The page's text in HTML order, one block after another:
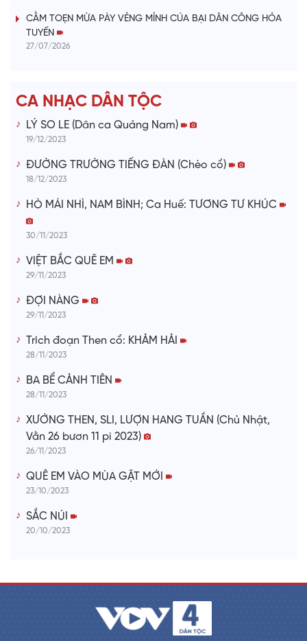
i
o
CẰM TOẸN MỪA PÀY VẺNG MỈNH CÚA BẠI DÂN CÔNG HỎA
TUYẾN
27/07/2026
CA NHẠC DÂN TỘC
LÝ SO LE (Dân ca Quảng Nam)
19/12/2023
ĐƯỜNG TRƯỜNG TIẾNG ĐÀN (Chèo cổ)
18/12/2023
HÒ MÁI NHÌ, NAM BÌNH; Ca Huế: TƯƠNG TƯ KHÚC
30/11/2023
VIỆT BẮC QUÊ EM
29/11/2023
ĐỢI NÀNG
29/11/2023
Trích đoạn Then cổ: KHẢM HẢI
28/11/2023
BA BỂ CẢNH TIÊN
28/11/2023
XƯỚNG THEN, SLI, LƯỢN HANG TUẦN (Chủ Nhật,
Vằn 26 bươn 11 pi 2023)
26/11/2023
QUÊ EM VÀO MÙA GẶT MỚI
23/10/2023
SẮC NÚI
20/10/2023